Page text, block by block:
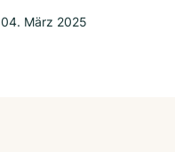
04. März 2025